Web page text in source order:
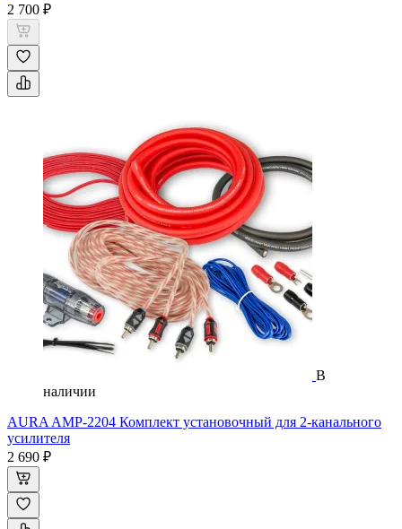
2 700 ₽
В
наличии
AURA AMP-2204 Комплект установочный для 2-канального
усилителя
2 690 ₽